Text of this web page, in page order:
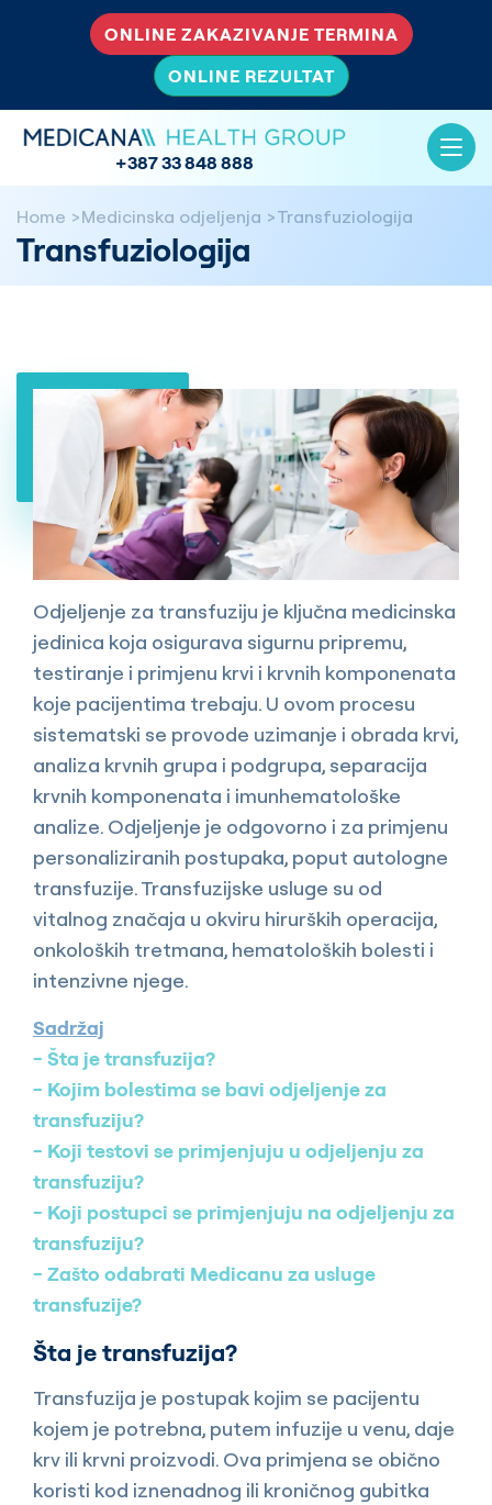
ONLINE ZAKAZIVANJE TERMINA
ONLINE REZULTAT
+387 33 848 888
Home Medicinska odjeljenja Transfuziologija
Transfuziologija
Odjeljenje za transfuziju je ključna medicinska
jedinica koja osigurava sigurnu pripremu,
testiranje i primjenu krvi i krvnih komponenata
koje pacijentima trebaju. U ovom procesu
sistematski se provode uzimanje i obrada krvi,
analiza krvnih grupa i podgrupa, separacija
krvnih komponenata i imunhematološke
analize. Odjeljenje je odgovorno i za primjenu
personaliziranih postupaka, poput autologne
transfuzije. Transfuzijske usluge su od
vitalnog značaja u okviru hirurških operacija,
onkoloških tretmana, hematoloških bolesti i
intenzivne njege.
Sadržaj
Šta je transfuzija?
Kojim bolestima se bavi odjeljenje za
transfuziju?
Koji testovi se primjenjuju u odjeljenju za
transfuziju?
Koji postupci se primjenjuju na odjeljenju za
transfuziju?
Zašto odabrati Medicanu za usluge
transfuzije?
Šta je transfuzija?
Transfuzija je postupak kojim se pacijentu
kojem je potrebna, putem infuzije u venu, daje
krv ili krvni proizvodi. Ova primjena se obično
koristi kod iznenadnog ili kroničnog gubitka